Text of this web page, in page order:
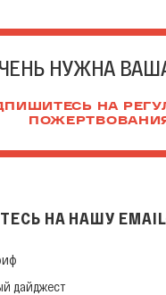
НУЖНА
НА
НА НАШУ
нашу Email-рассылку
дайджест